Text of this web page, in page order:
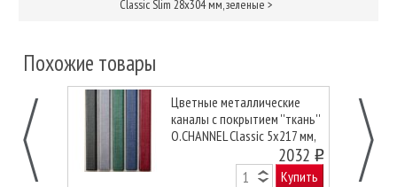
Classic Slim 28х304 мм, зеленые >
Похожие товары
Цветные металлические
каналы с покрытием ''ткань''
O.CHANNEL Classic 5х217 мм,
2032 o
Купить